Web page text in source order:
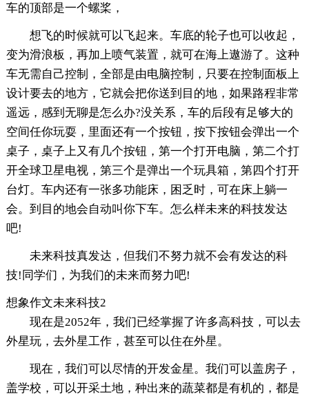
车的顶部是一个螺桨，
想飞的时候就可以飞起来。车底的轮子也可以收起，
变为滑浪板，再加上喷气装置，就可在海上遨游了。这种
车无需自己控制，全部是由电脑控制，只要在控制面板上
设计要去的地方，它就会把你送到目的地，如果路程非常
遥远，感到无聊是怎么办?没关系，车的后段有足够大的
空间任你玩耍，里面还有一个按钮，按下按钮会弹出一个
桌子，桌子上又有几个按钮，第一个打开电脑，第二个打
开全球卫星电视，第三个是弹出一个玩具箱，第四个打开
台灯。车内还有一张多功能床，困乏时，可在床上躺一
会。到目的地会自动叫你下车。怎么样未来的科技发达
吧!
未来科技真发达，但我们不努力就不会有发达的科
技!同学们，为我们的未来而努力吧!
想象作文未来科技2
现在是2052年，我们已经掌握了许多高科技，可以去
外星玩，去外星工作，甚至可以住在外星。
现在，我们可以尽情的开发金星。我们可以盖房子，
盖学校，可以开采土地，种出来的蔬菜都是有机的，都是